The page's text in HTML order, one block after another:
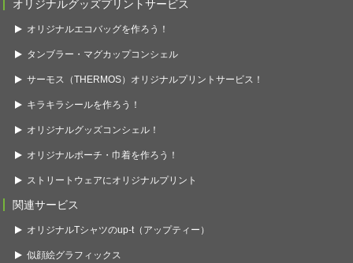
オリジナルグッズプリントサービス
オリジナルエコバッグを作ろう！
タンブラー・マグカップコンシェル
サーモス（THERMOS）オリジナルプリントサービス！
キラキラシールを作ろう！
オリジナルグッズコンシェル！
オリジナルポーチ・巾着を作ろう！
ストリートウェアにオリジナルプリント
関連サービス
オリジナルTシャツのup-t（アップティー）
似顔絵グラフィックス